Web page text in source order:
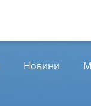
Новини